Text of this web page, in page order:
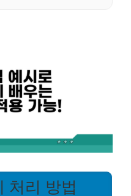
처리 방법